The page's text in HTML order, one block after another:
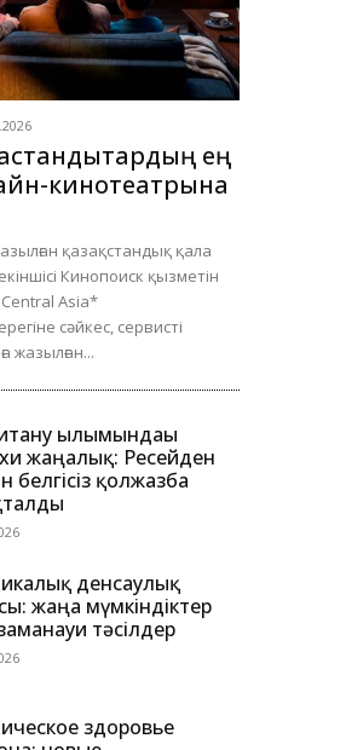
ең
кинотеатрына
қазақстандық қала
Кинопоиск қызметін
Asia*
сәйкес, сервисті
жазылған...
ғылымындағы
жаңалық: Ресейден
белгісіз қолжазба
денсаулық
жаңа мүмкіндіктер
тәсілдер
здоровье